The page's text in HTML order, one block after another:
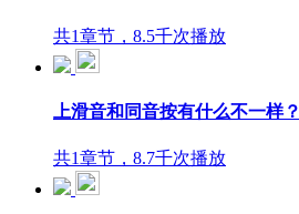
共1章节，8.5千次播放
上滑音和同音按有什么不一样？
共1章节，8.7千次播放